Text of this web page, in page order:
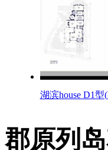
湖滨house D1型
郡原列